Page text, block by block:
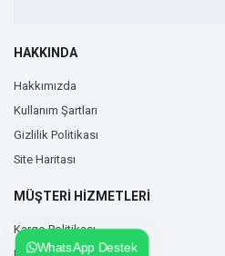
HAKKINDA
Hakkımızda
Kullanım Şartları
Gizlilik Politikası
Site Haritası
MÜŞTERİ HİZMETLERİ
Kargo Politikası
WhatsApp Destek